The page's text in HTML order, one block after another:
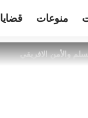
منوعات قضايا
والأمن الافريقي